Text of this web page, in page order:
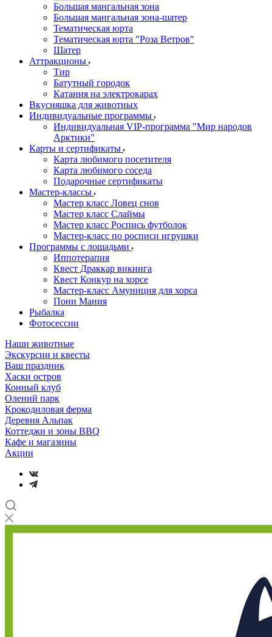
Большая мангальная зона
Большая мангальная зона-шатер
Тематическая юрта
Тематическая юрта "Роза Ветров"
Шатер
Аттракционы
Тир
Батутный городок
Катания на электрокарах
Вкусняшка для животных
Индивидуальные программы
Индивидуальная VIP-программа "Мир народов
Арктики"
Карты и сертификаты
Карта любимого посетителя
Карта любимого соседа
Подарочные сертификаты
Мастер-классы
Мастер класс Ловец снов
Мастер класс Слаймы
Мастер класс Роспись футболок
Мастер-класс по росписи игрушки
Программы с лошадьми
Иппотерапия
Квест Драккар викинга
Квест Конкур на хорсе
Мастер-класс Амуниция для хорса
Пони Мания
Рыбалка
Фотосессии
Наши животные
Экскурсии и квесты
Ваш праздник
Хаски остров
Конный клуб
Олений парк
Крокодиловая ферма
Деревня Альпак
Коттеджи и зоны BBQ
Кафе и магазины
Акции